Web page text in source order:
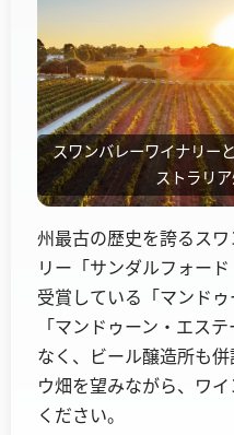
スワンバレーワイナリー
ストラリ
州最古の歴史を誇るス
リー「サンダルフォー
受賞している「マンドゥ
「マンドゥーン・エス
なく、ビール醸造所も
ウ畑を望みながら、ワ
ください。